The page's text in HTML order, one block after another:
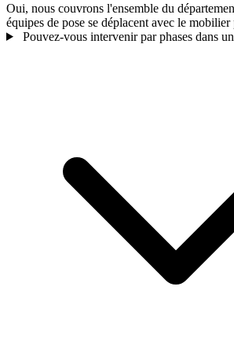
Oui, nous couvrons l'ensemble du
équipes de pose se déplacent avec le mobilier
Pouvez-vous intervenir par phases dans